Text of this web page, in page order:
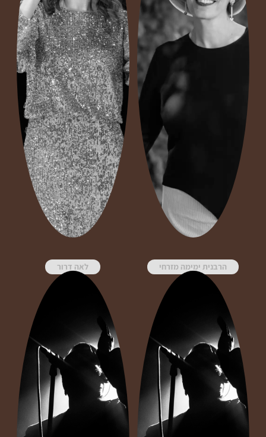
הרבנית ימימה מזרחי לאה דרור